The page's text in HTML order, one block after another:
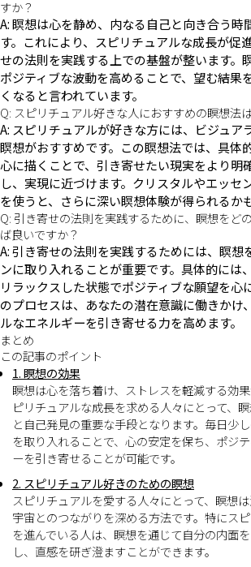
すか？
A: 瞑想は心を静め、内なる自己と向き合う時
す。これにより、スピリチュアルな成長が促
せの法則を実践する上での基盤が整います。
ポジティブな波動を高めることで、望む結果
くなると言われています。
Q: スピリチュアル好きな人におすすめの瞑想法
A: スピリチュアルが好きな方には、ビジュア
瞑想がおすすめです。この瞑想法では、具体
心に描くことで、引き寄せたい現実をより明
し、実現に近づけます。クリスタルやエッセ
を使うと、さらに深い瞑想体験が得られるか
Q: 引き寄せの法則を実践するために、瞑想をど
ば良いですか？
A: 引き寄せの法則を実践するためには、瞑想
ンに取り入れることが重要です。具体的には
リラックスした状態でポジティブな願望を心
のプロセスは、あなたの潜在意識に働きかけ
ルなエネルギーを引き寄せる力を高めます。
まとめ
この記事のポイント
1. 瞑想の効果
瞑想は心を落ち着け、ストレスを軽減する効
ピリチュアルな成長を求める人々にとって、
と自己発見の重要な手段となります。毎日少
を取り入れることで、心の安定を保ち、ポジ
ーを引き寄せることが可能です。
2. スピリチュアル好きのための瞑想
スピリチュアルを愛する人々にとって、瞑想
宇宙とのつながりを深める方法です。特にス
を進んでいる人は、瞑想を通じて自分の内面
し、直感を研ぎ澄ますことができます。